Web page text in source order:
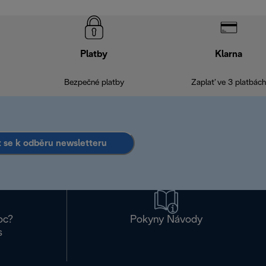
Platby
Bezpečné platby
Klarna
Zaplať ve 3 platbách
se k odběru newsletteru
Pokyny Návody